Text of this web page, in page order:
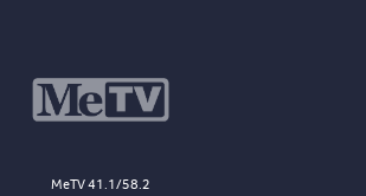
MeTV 41.1/58.2